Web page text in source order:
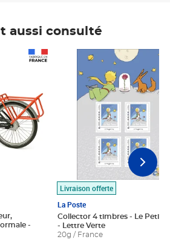
aussi consulté
Livraison offerte
La Poste
Collector 4 timbres - Le Petit
- Lettre Verte
20g / France
Prix 7,50€